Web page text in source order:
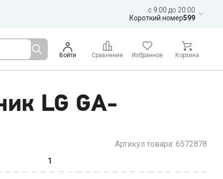
c 9:00 до 20:00
Короткий номер599
Войти Сравнение Избранное Корзина
LG GA-
Артикул товара: 6572878
1